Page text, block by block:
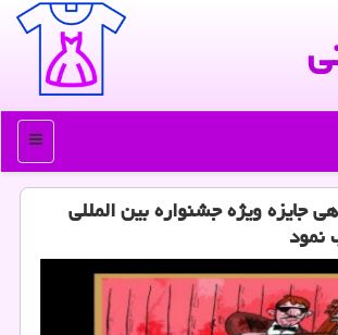
منو
جایزه ویژه جشنواره بین المللی